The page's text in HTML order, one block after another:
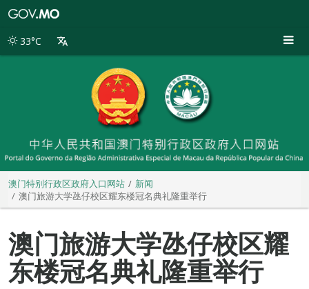
别
33°C
澳门特别行政区政府入口网站
新闻
澳门旅游大学氹仔校区耀东楼冠名典礼隆重举行
澳门旅游大学氹仔校区耀
东楼冠名典礼隆重举行